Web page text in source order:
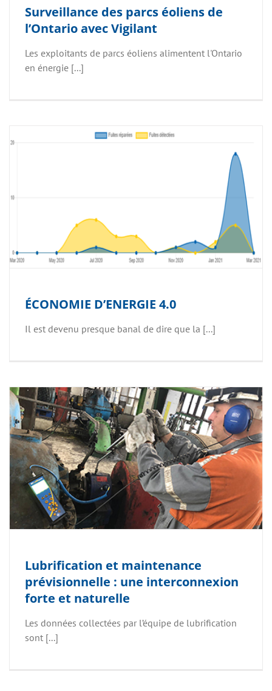
Surveillance des parcs éoliens de
l’Ontario avec Vigilant
Les exploitants de parcs éoliens alimentent l'Ontario
en énergie [...]
ÉCONOMIE D’ENERGIE 4.0
Il est devenu presque banal de dire que la [...]
Lubrification et maintenance
prévisionnelle : une interconnexion
forte et naturelle
Les données collectées par l’équipe de lubrification
sont [...]